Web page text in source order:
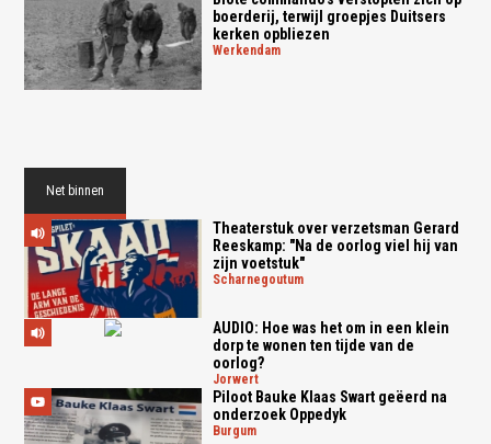
boerderij, terwijl groepjes Duitsers
kerken opbliezen
werkendam
Net binnen
Theaterstuk over verzetsman Gerard
Reeskamp: "Na de oorlog viel hij van
zijn voetstuk"
scharnegoutum
AUDIO: Hoe was het om in een klein
dorp te wonen ten tijde van de
oorlog?
jorwert
Piloot Bauke Klaas Swart geëerd na
onderzoek Oppedyk
burgum